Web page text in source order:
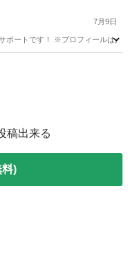
7月9日
ポートです！ ※プロフィールは
稿出来る
)